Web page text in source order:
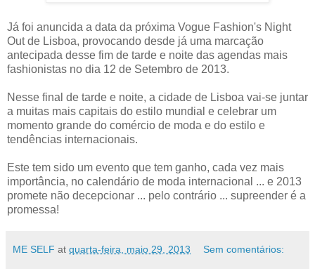
Já foi anuncida a data da próxima Vogue Fashion's Night
Out de Lisboa, provocando desde já uma marcação
antecipada desse fim de tarde e noite das agendas mais
fashionistas no dia 12 de Setembro de 2013.
Nesse final de tarde e noite, a cidade de Lisboa vai-se juntar
a muitas mais capitais do estilo mundial e celebrar um
momento grande do comércio de moda e do estilo e
tendências internacionais.
Este tem sido um evento que tem ganho, cada vez mais
importância, no calendário de moda internacional ... e 2013
promete não decepcionar ... pelo contrário ... supreender é a
promessa!
ME SELF at quarta-feira, maio 29, 2013 Sem comentários: